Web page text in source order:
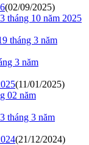
(02/09/2025)
tháng 10 năm 2025
tháng 3 năm
3 năm
(11/01/2025)
02 năm
tháng 3 năm
(21/12/2024)